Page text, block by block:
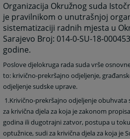
Organizacija Okružnog suda
je pravilnikom o unutrašnjoj
sistematizaciji radnih mjesta u
Sarajevo Broj: 014-0-SU-18-
godine.
Poslove djelokruga rada suda vrše
to: krivično-prekršajno odjeljenje,
odjeljenje sudske uprave.
1.Krivično-prekršajno odjeljenje
za krivična djela za koja je zakonom
godina ili dugotrajni zatvor, postupa u
optužnice, sudi za krivična djela za koja je